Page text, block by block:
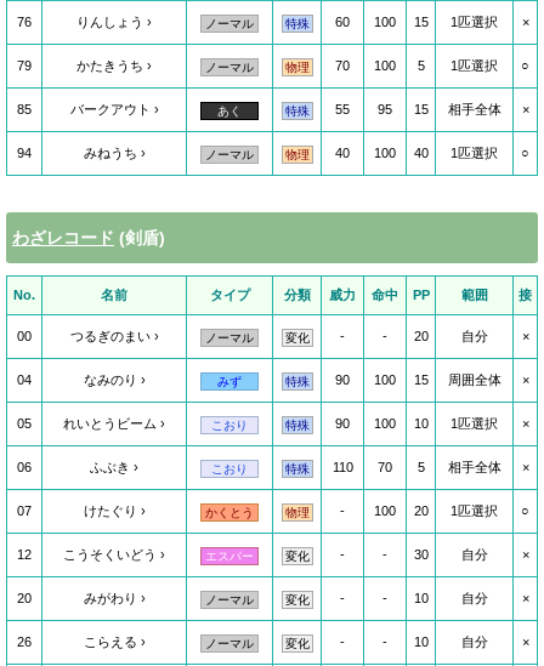
76 りんしょう ノーマル 特殊 60 100 15 1匹選択 ×
79 かたきうち ノーマル 物理 70 100 5 1匹選択 ○
85 バークアウト あく 特殊 55 95 15 相手全体 ×
94 みねうち ノーマル 物理 40 100 40 1匹選択 ○
わざレコード (剣盾)
No. 名前 タイプ 分類 威力 命中 PP 範囲 接
00 つるぎのまい ノーマル 変化 - - 20 自分 ×
04 なみのり みず 特殊 90 100 15 周囲全体 ×
05 れいとうビーム こおり 特殊 90 100 10 1匹選択 ×
06 ふぶき こおり 特殊 110 70 5 相手全体 ×
07 けたぐり かくとう 物理 - 100 20 1匹選択 ○
12 こうそくいどう エスパー 変化 - - 30 自分 ×
20 みがわり ノーマル 変化 - - 10 自分 ×
26 こらえる ノーマル 変化 - - 10 自分 ×